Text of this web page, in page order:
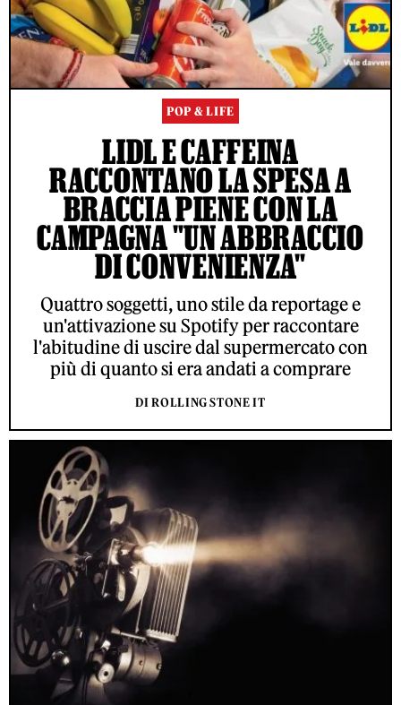
POP & LIFE
LIDL E CAFFEINA
RACCONTANO LA SPESA A
BRACCIA PIENE CON LA
CAMPAGNA "UN ABBRACCIO
DI CONVENIENZA"
Quattro soggetti, uno stile da reportage e
un'attivazione su Spotify per raccontare
l'abitudine di uscire dal supermercato con
più di quanto si era andati a comprare
DI ROLLING STONE IT